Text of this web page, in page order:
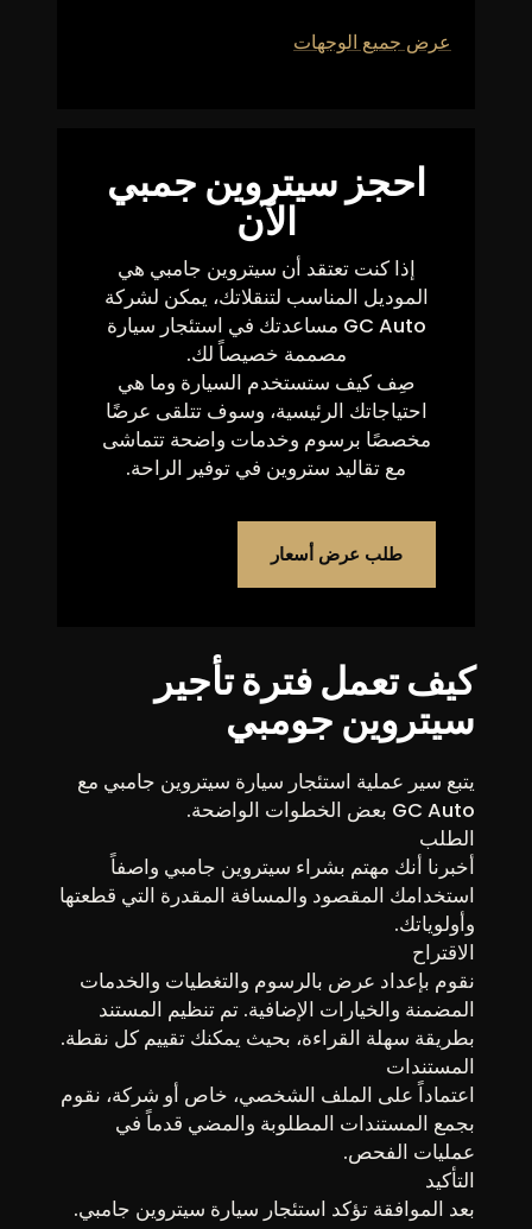
عرض جميع الوجهات
احجز سيتروين جمبي
الآن
إذا كنت تعتقد أن سيتروين جامبي هي
الموديل المناسب لتنقلاتك، يمكن لشركة
GC Auto مساعدتك في استئجار سيارة
مصممة خصيصاً لك.
صِف كيف ستستخدم السيارة وما هي
احتياجاتك الرئيسية، وسوف تتلقى عرضًا
مخصصًا برسوم وخدمات واضحة تتماشى
مع تقاليد ستروين في توفير الراحة.
طلب عرض أسعار
كيف تعمل فترة تأجير
سيتروين جومبي
يتبع سير عملية استئجار سيارة سيتروين جامبي مع
GC Auto بعض الخطوات الواضحة.
الطلب
أخبرنا أنك مهتم بشراء سيتروين جامبي واصفاً
استخدامك المقصود والمسافة المقدرة التي قطعتها
وأولوياتك.
الاقتراح
نقوم بإعداد عرض بالرسوم والتغطيات والخدمات
المضمنة والخيارات الإضافية. تم تنظيم المستند
بطريقة سهلة القراءة، بحيث يمكنك تقييم كل نقطة.
المستندات
اعتماداً على الملف الشخصي، خاص أو شركة، نقوم
بجمع المستندات المطلوبة والمضي قدماً في
عمليات الفحص.
التأكيد
بعد الموافقة تؤكد استئجار سيارة سيتروين جامبي.